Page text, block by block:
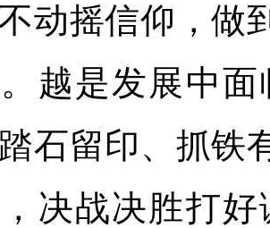
动摇信仰，做
越是发展中
石留印、抓铁
决战决胜打